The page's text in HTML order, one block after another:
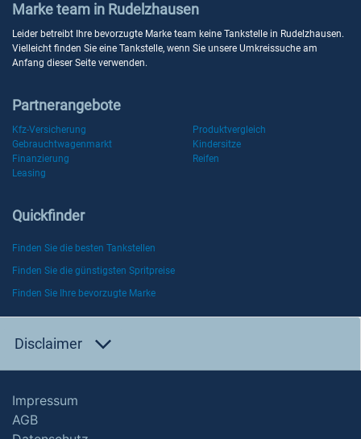
Marke team in Rudelzhausen
Leider betreibt Ihre bevorzugte Marke team keine Tankstelle in Rudelzhausen.
Vielleicht finden Sie eine Tankstelle, wenn Sie unsere Umkreissuche am
Anfang dieser Seite verwenden.
Partnerangebote
Kfz-Versicherung
Produktvergleich
Gebrauchtwagenmarkt
Kindersitze
Finanzierung
Reifen
Leasing
Quickfinder
Finden Sie die besten Tankstellen
Finden Sie die günstigsten Spritpreise
Finden Sie Ihre bevorzugte Marke
Disclaimer
Impressum
AGB